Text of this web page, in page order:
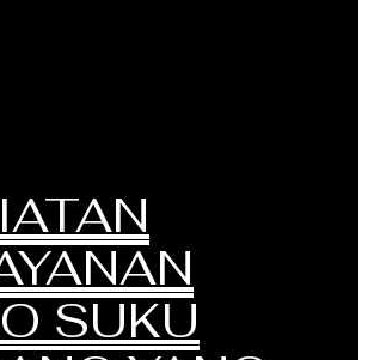
SUKU